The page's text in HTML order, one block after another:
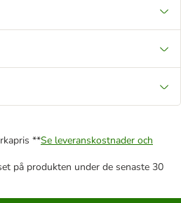
**Se leveranskostnader och
på produkten under de senaste 30